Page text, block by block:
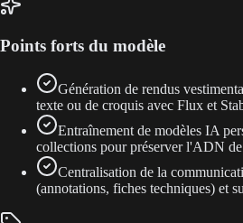
Points forts du modèle
Génération de rendus
texte ou de croquis avec Flux et
Entraînement de modèles IA
collections pour préserver l'ADN
Centralisation de la
(annotations, fiches techniques) et